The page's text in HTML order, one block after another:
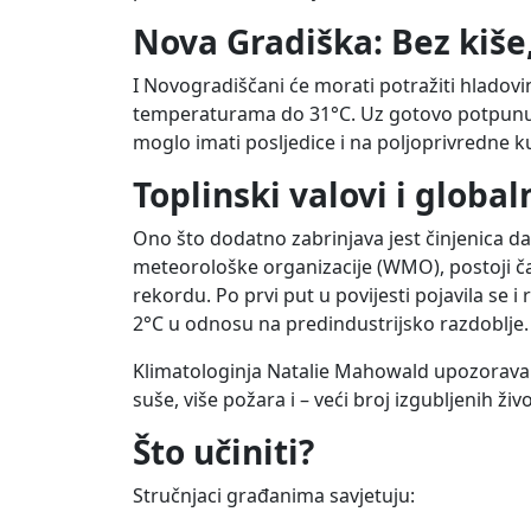
Nova Gradiška: Bez
I Novogradiščani će morati potražiti
temperaturama do 31°C. Uz gotovo
moglo imati posljedice i na poljoprivredne
Toplinski valovi i
Ono što dodatno zabrinjava jest činjenica
meteorološke organizacije (WMO), postoji
rekordu. Po prvi put u povijesti pojavila se
2°C u odnosu na predindustrijsko razdoblje.
Klimatologinja Natalie Mahowald
suše, više požara i – veći broj izgubljenih
Što učiniti?
Stručnjaci građanima savjetuju: